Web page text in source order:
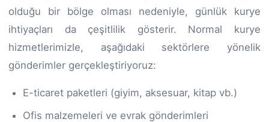
olduğu bir bölge olması nedeniyle, günlük kurye
ihtiyaçları da çeşitlilik gösterir. Normal kurye
hizmetlerimizle, aşağıdaki sektörlere yönelik
gönderimler gerçekleştiriyoruz:
E-ticaret paketleri (giyim, aksesuar, kitap vb.)
Ofis malzemeleri ve evrak gönderimleri